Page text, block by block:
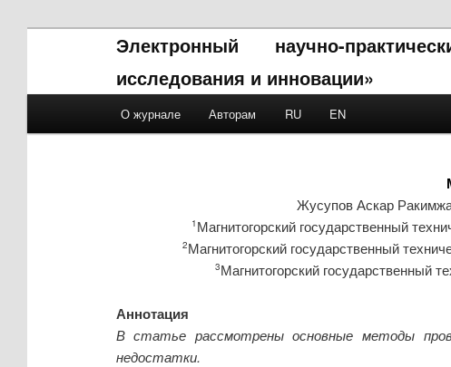
Электронный научно-
исследования и инновации»
Skip to primary content
Skip to secondary content
О журнале Авторам RU EN
Жусупов Аскар
1 Магнитогорский государственный
2Магнитогорский государственный
3Магнитогорский государственный
Аннотация
В статье рассмотрены основные методы
недостатки.